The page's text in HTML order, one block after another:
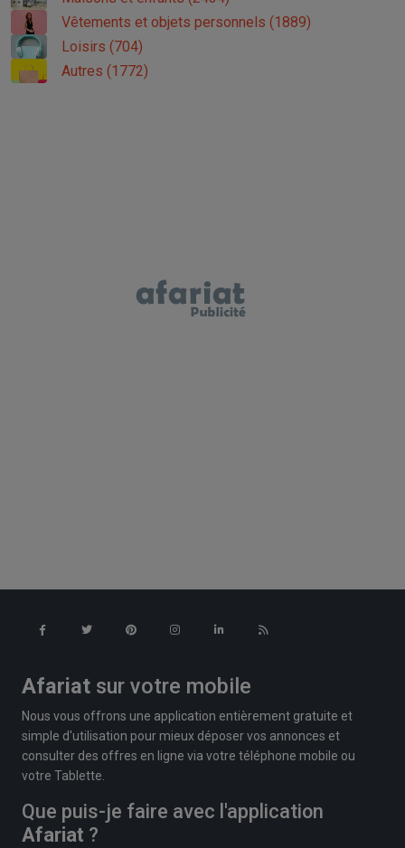
Vêtements et objets personnels (1889)
Loisirs (704)
Autres (1772)
Afariat sur votre mobile
Nous vous offrons une application entièrement gratuite et
simple d'utilisation pour mieux déposer vos annonces et
consulter des offres en ligne via votre téléphone mobile ou
votre Tablette.
Que puis-je faire avec l'application
Afariat ?